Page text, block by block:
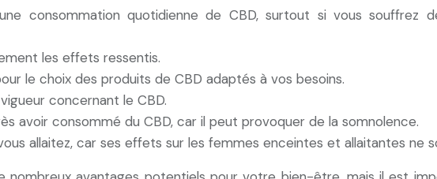
consommation quotidienne de CBD, surtout si vous souffrez
les effets ressentis.
le choix des produits de CBD adaptés à vos besoins.
concernant le CBD.
avoir consommé du CBD, car il peut provoquer de la somnolence.
allaitez, car ses effets sur les femmes enceintes et allaitantes ne